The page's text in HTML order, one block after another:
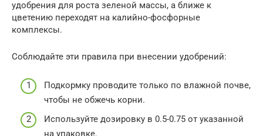
удобрения для роста зеленой массы, а ближе к
цветению переходят на калийно-фосфорные
комплексы.
Соблюдайте эти правила при внесении удобрений:
Подкормку проводите только по влажной почве,
чтобы не обжечь корни.
Используйте дозировку в 0.5-0.75 от указанной
на упаковке.